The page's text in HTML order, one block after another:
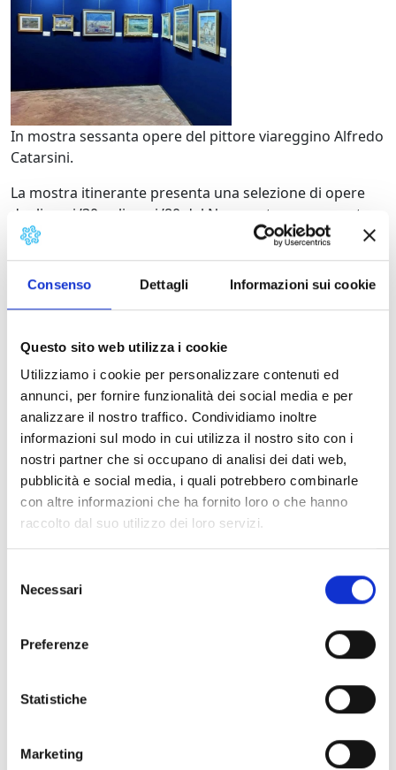
Consenso Dettagli Informazioni sui cookie
Questo sito web utilizza i cookie
Utilizziamo i cookie per personalizzare contenuti ed
annunci, per fornire funzionalità dei social media e per
analizzare il nostro traffico. Condividiamo inoltre
informazioni sul modo in cui utilizza il nostro sito con i
nostri partner che si occupano di analisi dei dati web,
pubblicità e social media, i quali potrebbero combinarle
con altre informazioni che ha fornito loro o che hanno
raccolto dal suo utilizzo dei loro servizi.
delNecessari
Preferenze
Statistiche
Marketing
In mostra sessanta opere del pittore viareggino Alfredo
Catarsini.
La mostra itinerante presenta una selezione di opere
dagli anni ’30 agli anni ’80 del Novecento per raccontare
il cammino artistico di Alfredo Catarsini (1899-1993),
partito da dipinti di derivazione macchiaiola e post-
impressionista e proseguito attraverso le esperienze
segnate dal gusto dei primitivi e dal richiamo all’ordine,
anni Trenta e alle grandi composizioni a soggetto
Informazioni:
Comprensorio:
Piana di Lucca
Comune:
Lucca
Instagram